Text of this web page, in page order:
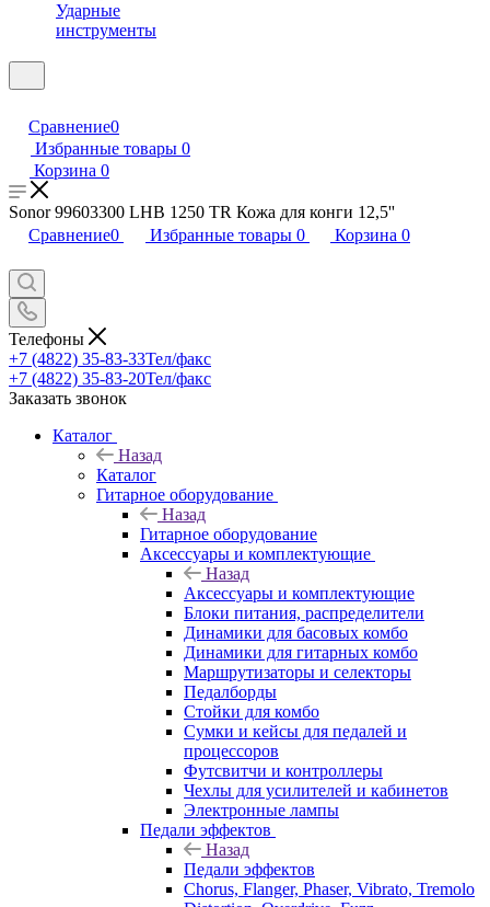
Ударные
инструменты
Сравнение0
Избранные товары 0
Корзина 0
Sonor 99603300 LHB 1250 TR Кожа для конги 12,5''
Сравнение0 Избранные товары 0 Корзина 0
Телефоны
+7 (4822) 35-83-33Тел/факс
+7 (4822) 35-83-20Тел/факс
Заказать звонок
Каталог
Назад
Каталог
Гитарное оборудование
Назад
Гитарное оборудование
Аксессуары и комплектующие
Назад
Аксессуары и комплектующие
Блоки питания, распределители
Динамики для басовых комбо
Динамики для гитарных комбо
Маршрутизаторы и селекторы
Педалборды
Стойки для комбо
Сумки и кейсы для педалей и
процессоров
Футсвитчи и контроллеры
Чехлы для усилителей и кабинетов
Электронные лампы
Педали эффектов
Назад
Педали эффектов
Chorus, Flanger, Phaser, Vibrato, Tremolo